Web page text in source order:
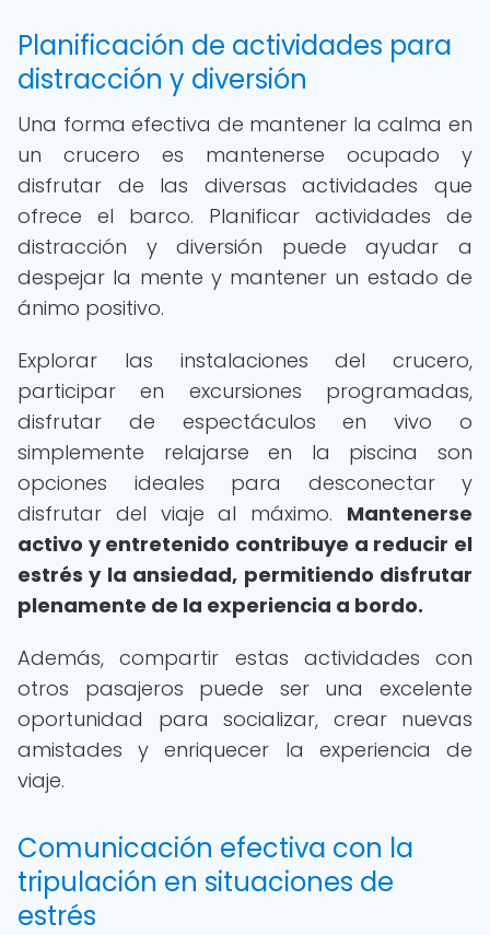
Planificación de actividades para
distracción y diversión
Una forma efectiva de mantener la calma en
un crucero es mantenerse ocupado y
disfrutar de las diversas actividades que
ofrece el barco. Planificar actividades de
distracción y diversión puede ayudar a
despejar la mente y mantener un estado de
ánimo positivo.
Explorar las instalaciones del crucero,
participar en excursiones programadas,
disfrutar de espectáculos en vivo o
simplemente relajarse en la piscina son
opciones ideales para desconectar y
disfrutar del viaje al máximo. Mantenerse
activo y entretenido contribuye a reducir el
estrés y la ansiedad, permitiendo disfrutar
plenamente de la experiencia a bordo.
Además, compartir estas actividades con
otros pasajeros puede ser una excelente
oportunidad para socializar, crear nuevas
amistades y enriquecer la experiencia de
viaje.
Comunicación efectiva con la
tripulación en situaciones de
estrés